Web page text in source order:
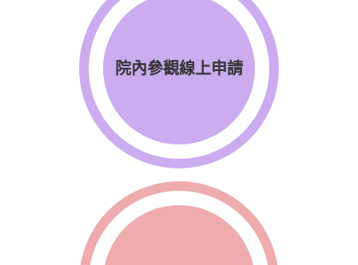
院內參觀線上申請